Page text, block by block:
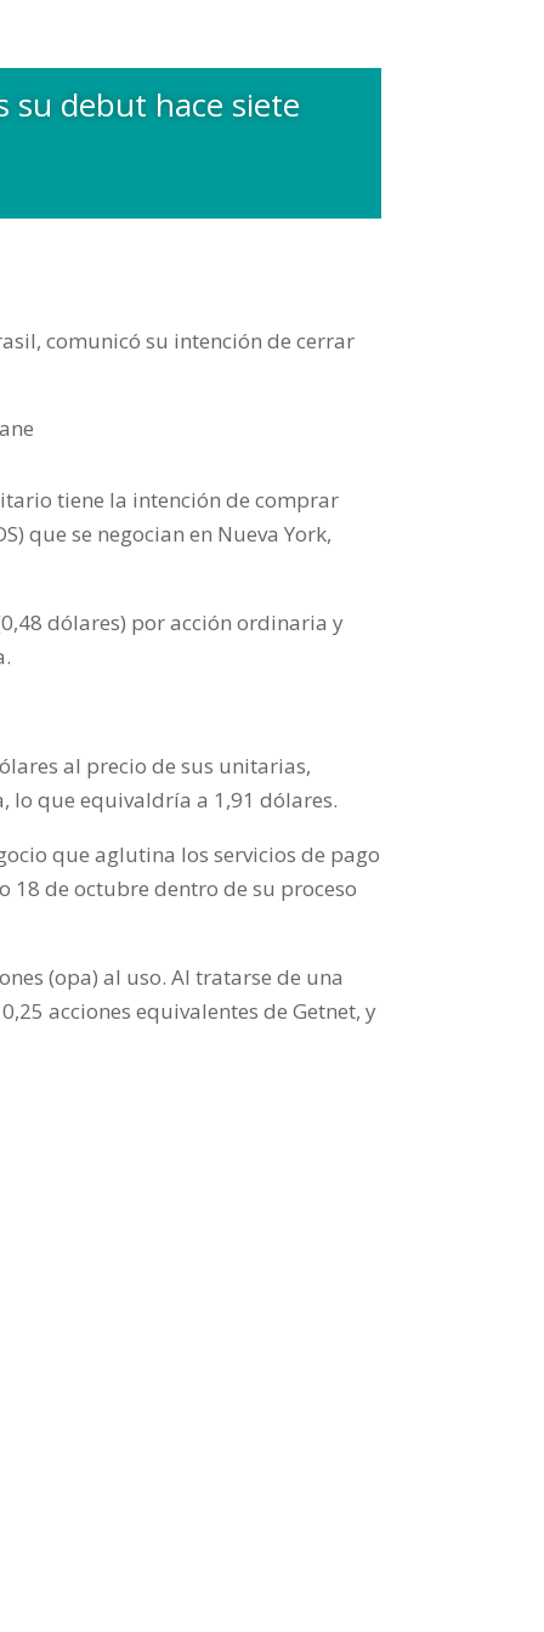
su debut hace siete
comunicó su intención de cerrar
tiene la intención de comprar
que se negocian en Nueva York,
dólares) por acción ordinaria y
al precio de sus unitarias,
lo que equivaldría a 1,91 dólares.
que aglutina los servicios de pago
18 de octubre dentro de su proceso
(opa) al uso. Al tratarse de una
acciones equivalentes de Getnet, y